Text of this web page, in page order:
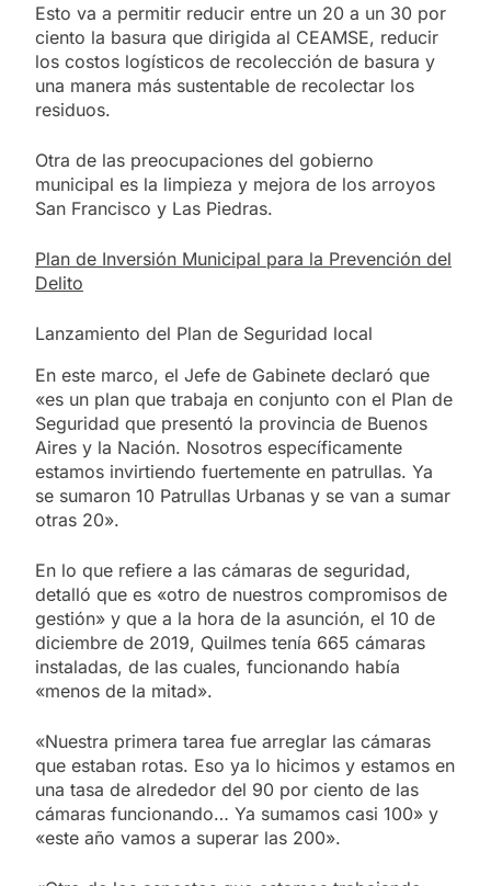
Esto va a permitir reducir entre un 20 a un 30 por
ciento la basura que dirigida al CEAMSE, reducir
los costos logísticos de recolección de basura y
una manera más sustentable de recolectar los
residuos.
Otra de las preocupaciones del gobierno
municipal es la limpieza y mejora de los arroyos
San Francisco y Las Piedras.
Plan de Inversión Municipal para la Prevención del
Delito
Lanzamiento del Plan de Seguridad local
En este marco, el Jefe de Gabinete declaró que
«es un plan que trabaja en conjunto con el Plan de
Seguridad que presentó la provincia de Buenos
Aires y la Nación. Nosotros específicamente
estamos invirtiendo fuertemente en patrullas. Ya
se sumaron 10 Patrullas Urbanas y se van a sumar
otras 20».
En lo que refiere a las cámaras de seguridad,
detalló que es «otro de nuestros compromisos de
gestión» y que a la hora de la asunción, el 10 de
diciembre de 2019, Quilmes tenía 665 cámaras
instaladas, de las cuales, funcionando había
«menos de la mitad».
«Nuestra primera tarea fue arreglar las cámaras
que estaban rotas. Eso ya lo hicimos y estamos en
una tasa de alrededor del 90 por ciento de las
cámaras funcionando… Ya sumamos casi 100» y
«este año vamos a superar las 200».